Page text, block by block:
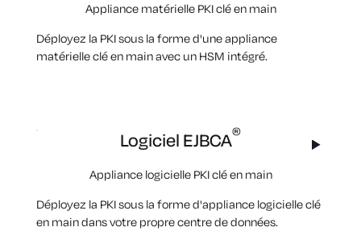
Appliance matérielle PKI clé en main
Déployez la PKI sous la forme d'une appliance
matérielle clé en main avec un HSM intégré.
Logiciel EJBCA®
Appliance logicielle PKI clé en main
Déployez la PKI sous la forme d'appliance logicielle clé
en main dans votre propre centre de données.